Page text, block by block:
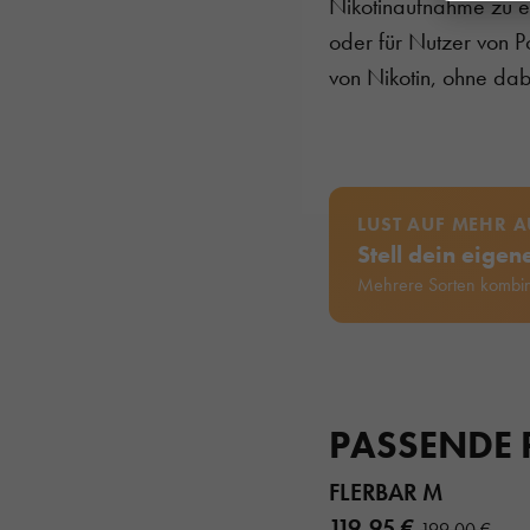
oder für Nutzer von
von Nikotin, ohne
LUST AUF MEHR
Stell dein
Mehrere Sorten
PASSENDE
FLERBAR M